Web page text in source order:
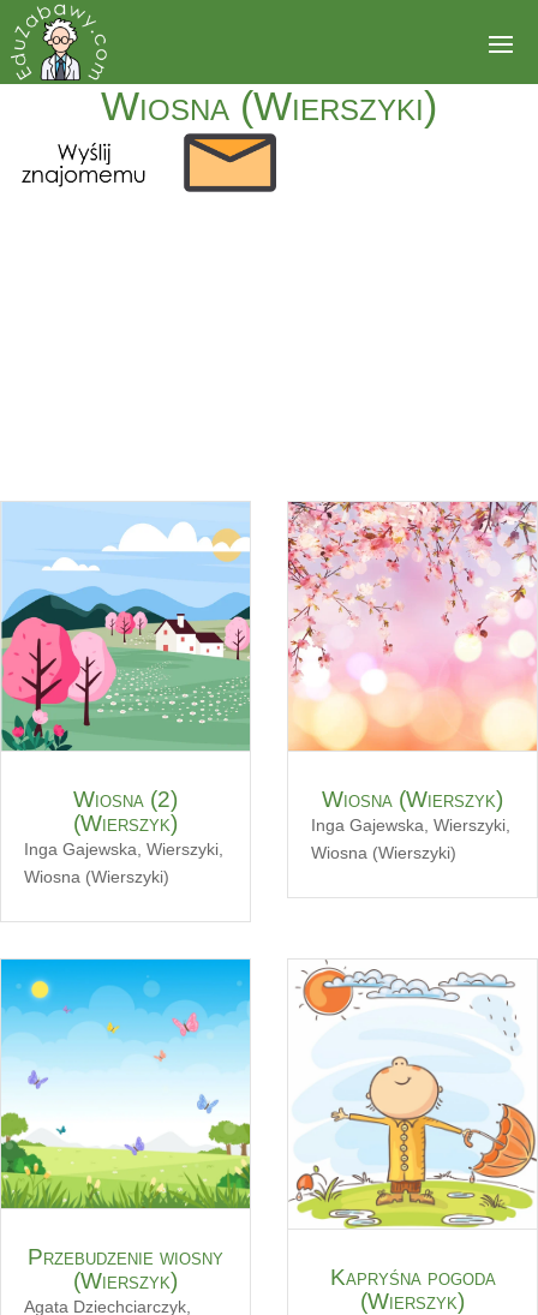
Wiosna (Wierszyki)
Wiosna (2)
(Wierszyk)
Inga Gajewska Wierszyki
Wiosna (Wierszyki)
Wiosna (Wierszyk)
Inga Gajewska Wierszyki
Wiosna (Wierszyki)
Przebudzenie wiosny
(Wierszyk)
Agata Dziechciarczyk
Kapryśna pogoda
(Wierszyk)